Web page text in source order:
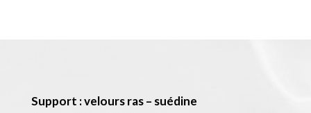
Support : velours ras – suédine